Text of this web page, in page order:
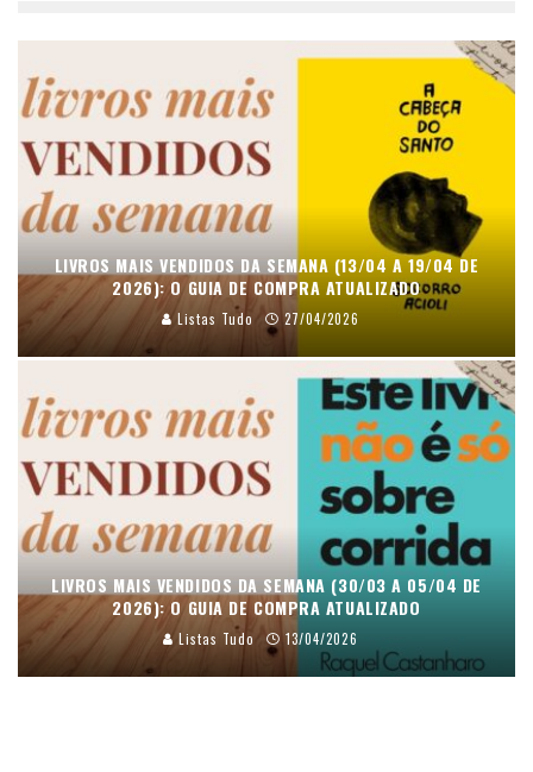
LIVROS MAIS VENDIDOS DA SEMANA (13/04 A 19/04 DE
2026): O GUIA DE COMPRA ATUALIZADO
Listas Tudo 27/04/2026
LIVROS MAIS VENDIDOS DA SEMANA (30/03 A 05/04 DE
2026): O GUIA DE COMPRA ATUALIZADO
Listas Tudo 13/04/2026